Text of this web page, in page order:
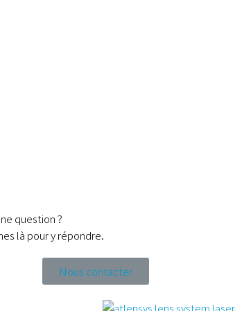
question ?
là pour y répondre.
Nous contacter